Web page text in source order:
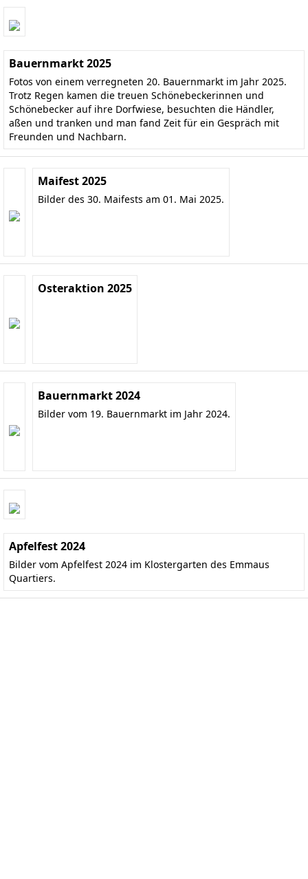
Bauernmarkt 2025
Fotos von einem verregneten 20. Bauernmarkt im Jahr 2025.
Trotz Regen kamen die treuen Schönebeckerinnen und
Schönebecker auf ihre Dorfwiese, besuchten die Händler,
aßen und tranken und man fand Zeit für ein Gespräch mit
Freunden und Nachbarn.
Maifest 2025
Bilder des 30. Maifests am 01. Mai 2025.
Osteraktion 2025
Bauernmarkt 2024
Bilder vom 19. Bauernmarkt im Jahr 2024.
Apfelfest 2024
Bilder vom Apfelfest 2024 im Klostergarten des Emmaus
Quartiers.